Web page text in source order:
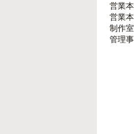
営業
営業
制作
管理